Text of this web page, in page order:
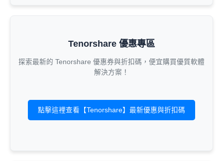
Tenorshare 優惠專區
探索最新的 Tenorshare 優惠券與折扣碼，便宜購買優質軟體
解決方案！
點擊這裡查看【Tenorshare】最新優惠與折扣碼